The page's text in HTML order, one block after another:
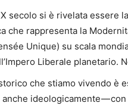
secolo si è rivelata essere
che rappresenta la
Unique) su scala
Liberale planetario.
che stiamo vivendo è
anche ideologicamente —